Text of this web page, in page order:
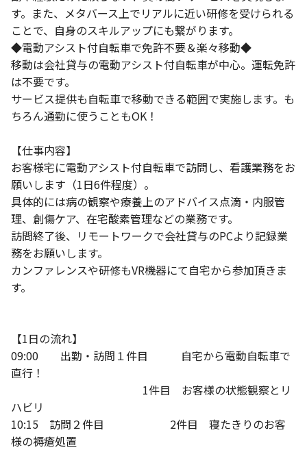
す。また、メタバース上でリアルに近い研修を受けられる
ことで、自身のスキルアップにも繋がります。
◆電動アシスト付自転車で免許不要＆楽々移動◆
移動は会社貸与の電動アシスト付自転車が中心。運転免許
は不要です。
サービス提供も自転車で移動できる範囲で実施します。も
ちろん通勤に使うこともOK！
【仕事内容】
お客様宅に電動アシスト付自転車で訪問し、看護業務をお
願いします（1日6件程度）。
具体的には病の観察や療養上のアドバイス点滴・内服管
理、創傷ケア、在宅酸素管理などの業務です。
訪問終了後、リモートワークで会社貸与のPCより記録業
務をお願いします。
カンファレンスや研修もVR機器にて自宅から参加頂きま
す。
【1日の流れ】
09:00 出勤・訪問１件目 自宅から電動自転車で
直行！
1件目 お客様の状態観察とリ
ハビリ
10:15 訪問２件目 2件目 寝たきりのお客
様の褥瘡処置